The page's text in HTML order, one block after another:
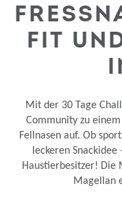
FIT
Mit der 30 Tage
Community zu
Fellnasen auf. Ob
leckeren
Haustierbesitzer! Die
Magellan